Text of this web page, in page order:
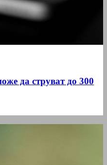
да струват до 300